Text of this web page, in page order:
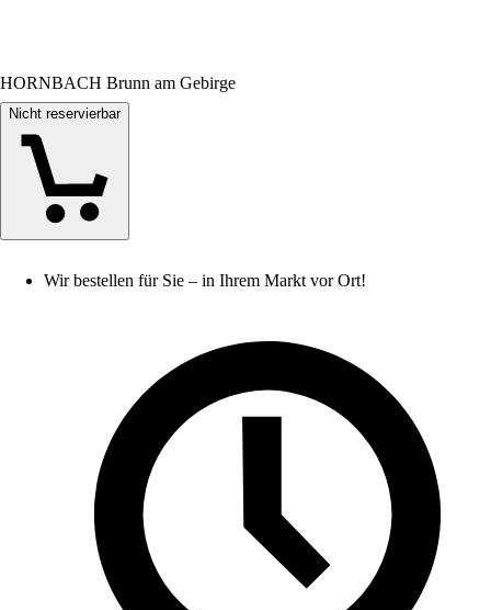
HORNBACH Brunn am Gebirge
Nicht reservierbar
Wir bestellen für Sie – in Ihrem Markt vor Ort!